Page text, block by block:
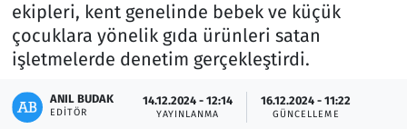
ekipleri, kent genelinde bebek ve küçük
çocuklara yönelik gıda ürünleri satan
işletmelerde denetim gerçekleştirdi.
ANIL BUDAK
EDITÖR
14.12.2024 - 12:14
YAYINLANMA
16.12.2024 - 11:22
GÜNCELLEME
Memur ve Kamu
Otomobil
Oyun